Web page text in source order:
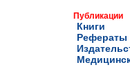
Публикации
Книги
Рефераты